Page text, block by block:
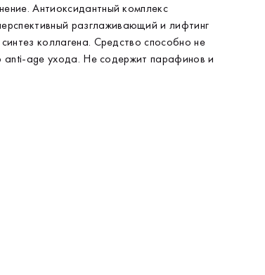
Антиоксидантный комплекс
разглаживающий и лифтинг
коллагена. Средство способно не
anti-age ухода. Не содержит парафинов и